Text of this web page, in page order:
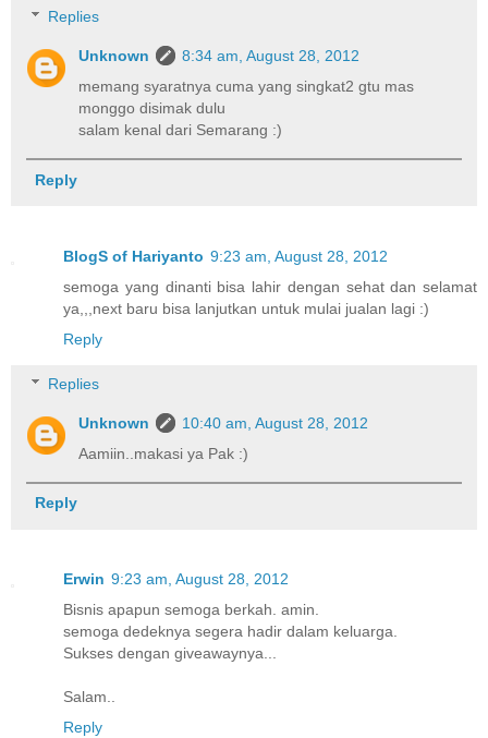
Replies
Unknown
8:34 am, August 28, 2012
memang syaratnya cuma yang singkat2 gtu mas
monggo disimak dulu
salam kenal dari Semarang :)
Reply
BlogS of Hariyanto 9:23 am, August 28, 2012
semoga yang dinanti bisa lahir dengan sehat dan selamat
ya,,,next baru bisa lanjutkan untuk mulai jualan lagi :)
Reply
Replies
Unknown
10:40 am, August 28, 2012
Aamiin..makasi ya Pak :)
Reply
Erwin 9:23 am, August 28, 2012
Bisnis apapun semoga berkah. amin.
semoga dedeknya segera hadir dalam keluarga.
Sukses dengan giveawaynya...
Salam..
Reply